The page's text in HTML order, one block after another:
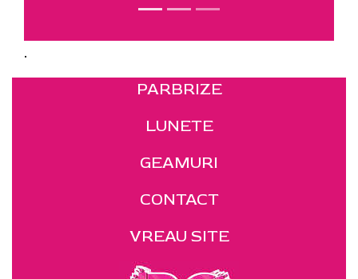
PARBRIZE
LUNETE
GEAMURI
CONTACT
VREAU SITE